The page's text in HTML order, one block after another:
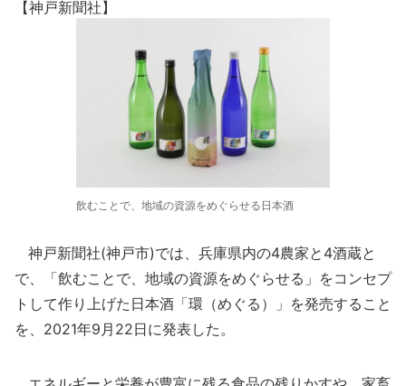
【神戸新聞社】
飲むことで、地域の資源をめぐらせる日本酒
神戸新聞社(神戸市)では、兵庫県内の4農家と4酒蔵と
で、「飲むことで、地域の資源をめぐらせる」をコンセプ
トして作り上げた日本酒「環（めぐる）」を発売すること
を、2021年9月22日に発表した。